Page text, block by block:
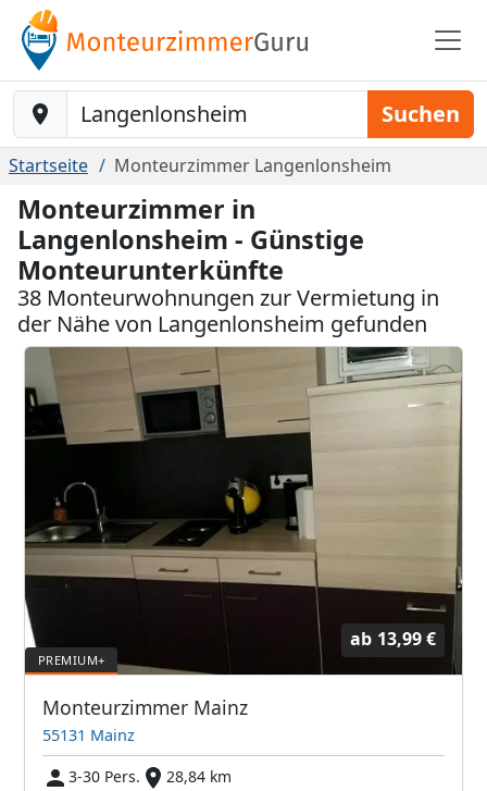
Baustelle-Location Suchen
Startseite Monteurzimmer Langenlonsheim
Monteurzimmer in
Langenlonsheim - Günstige
Monteurunterkünfte
38 Monteurwohnungen zur Vermietung in
der Nähe von Langenlonsheim gefunden
ab 13,99 €
Monteurzimmer Mainz
55131 Mainz
3-30 Pers.
28,84 km